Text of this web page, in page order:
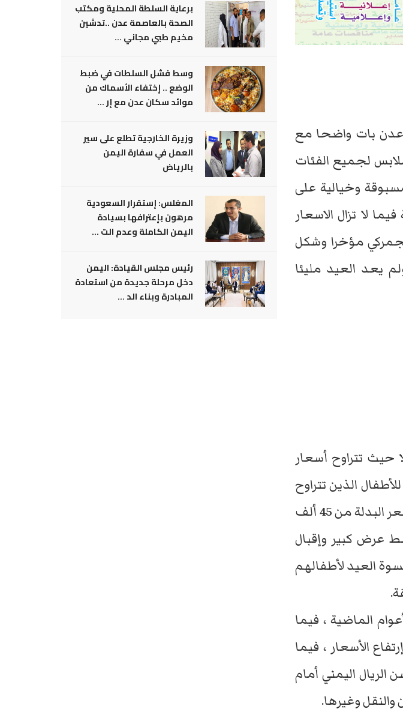
عدن بات واضحا مع
لجميع الفئات
وخيالية على
لا تزال الاسعار
مؤخرا وشكل
يعد العيد مليئا
حيث تتراوح أسعار
الواحدة للأطفال الذين تتراوح
أعمارهم ما بين الخمس والست والسبع والثمان سنوات ويختلف سعر البدلة من 45 ألف
بين عمر التسع سنوات إلى ١٣ سنة وسط عرض كبير وإقبال
العيد لأطفالهم
الماضية ، فيما
الأسعار ، فيما
اليمني أمام
وغيرها.
برعاية السلطة المحلية ومكتب
الصحة بالعاصمة عدن ..تدشين
مخيم طبي مجاني ...
وسط فشل السلطات في ضبط
الوضع .. إختفاء الأسماك من
موائد سكان عدن مع إر ...
وزيرة الخارجية تطلع على سير
العمل في سفارة اليمن
بالرياض
المغلس: إستقرار السعودية
مرهون بإعترافها بسيادة
اليمن الكاملة وعدم الت ...
رئيس مجلس القيادة: اليمن
دخل مرحلة جديدة من استعادة
المبادرة وبناء الد ...